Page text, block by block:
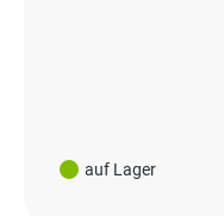
auf Lager